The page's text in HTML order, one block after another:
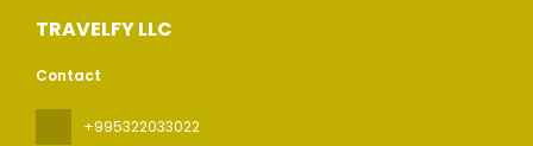
TRAVELFY LLC
Contact
+995322033022